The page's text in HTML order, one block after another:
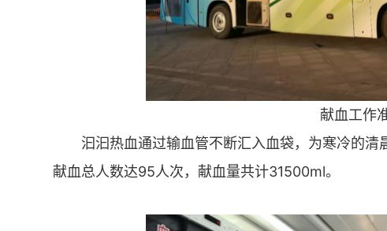
献血工作
汩汩热血通过输血管不断汇入血袋，为寒冷的清
献血总人数达95人次，献血量共计31500ml。